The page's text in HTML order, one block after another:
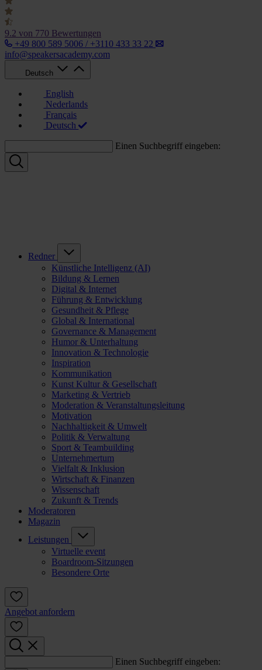
9.2 von 770 Bewertungen
+49 800 589 5006 / +3110 433 33 22
info@speakersacademy.com
Deutsch
English
Nederlands
Français
Deutsch
Einen Suchbegriff eingeben:
Redner
Künstliche Intelligenz (AI)
Bildung & Lernen
Digital & Internet
Führung & Entwicklung
Gesundheit & Pflege
Global & International
Governance & Management
Humor & Unterhaltung
Innovation & Technologie
Inspiration
Kommunikation
Kunst Kultur & Gesellschaft
Marketing & Vertrieb
Moderation & Veranstaltungsleitung
Motivation
Nachhaltigkeit & Umwelt
Politik & Verwaltung
Sport & Teambuilding
Unternehmertum
Vielfalt & Inklusion
Wirtschaft & Finanzen
Wissenschaft
Zukunft & Trends
Moderatoren
Magazin
Leistungen
Virtuelle event
Boardroom-Sitzungen
Besondere Orte
Angebot anfordern
Einen Suchbegriff eingeben: